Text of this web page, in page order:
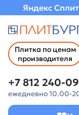
Яндекс
Плитка по ценам
производителя
+7 812 240-
ежедневно 10.00-